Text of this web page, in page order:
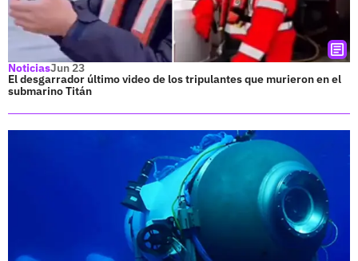
NoticiasJun 23
El desgarrador último video de los tripulantes que murieron en el
submarino Titán